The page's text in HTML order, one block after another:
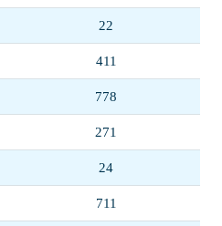
22
411
778
271
24
711